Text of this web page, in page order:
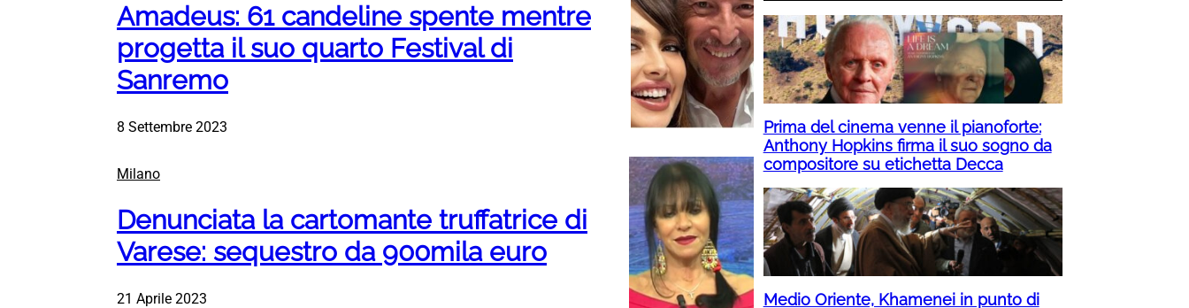
Amadeus: 61 candeline spente mentre
progetta il suo quarto Festival di
Sanremo
8 Settembre 2023
Milano
Denunciata la cartomante truffatrice di
Varese: sequestro da 900mila euro
21 Aprile 2023
Prima del cinema venne il pianoforte:
Anthony Hopkins firma il suo sogno da
compositore su etichetta Decca
Medio Oriente, Khamenei in punto di